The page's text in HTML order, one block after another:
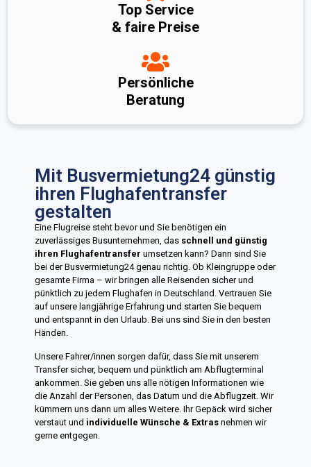
Top Service
& faire Preise
Persönliche
Beratung
Mit Busvermietung24 günstig
ihren Flughafentransfer
gestalten
Eine Flugreise steht bevor und Sie benötigen ein
zuverlässiges Busunternehmen, das schnell und günstig
ihren Flughafentransfer umsetzen kann? Dann sind Sie
bei der Busvermietung24 genau richtig. Ob Kleingruppe oder
gesamte Firma – wir bringen alle Reisenden sicher und
pünktlich zu jedem Flughafen in Deutschland. Vertrauen Sie
auf unsere langjährige Erfahrung und starten Sie bequem
und entspannt in den Urlaub. Bei uns sind Sie in den besten
Händen.
Unsere Fahrer/innen sorgen dafür, dass Sie mit unserem
Transfer sicher, bequem und pünktlich am Abflugterminal
ankommen. Sie geben uns alle nötigen Informationen wie
die Anzahl der Personen, das Datum und die Abflugzeit. Wir
kümmern uns dann um alles Weitere. Ihr Gepäck wird sicher
verstaut und individuelle Wünsche & Extras nehmen wir
gerne entgegen.